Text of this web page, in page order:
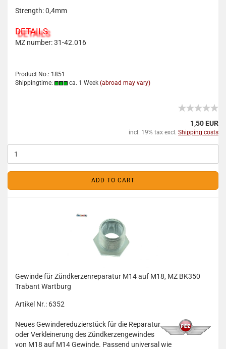
Strength: 0,4mm
DETAILS
MZ number: 31-42.016
Product No.: 1851
Shippingtime:
ca. 1 Week (abroad may vary)
1,50 EUR
incl. 19% tax excl. Shipping costs
ADD TO CART
Gewinde für Zündkerzenreparatur M14 auf M18, MZ BK350
Trabant Wartburg
Artikel Nr.: 6352
Neues Gewindereduzierstück für die Reparatur
oder Verkleinerung des Zündkerzengewindes
von M18 auf M14 Gewinde. Passend universal wie